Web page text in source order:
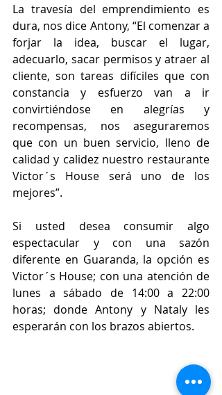
La travesía del emprendimiento es
dura, nos dice Antony, “El comenzar a
forjar la idea, buscar el lugar,
adecuarlo, sacar permisos y atraer al
cliente, son tareas difíciles que con
constancia y esfuerzo van a ir
convirtiéndose en alegrías y
recompensas, nos aseguraremos
que con un buen servicio, lleno de
calidad y calidez nuestro restaurante
Victor´s House será uno de los
mejores”.
Si usted desea consumir algo
espectacular y con una sazón
diferente en Guaranda, la opción es
Victor´s House; con una atención de
lunes a sábado de 14:00 a 22:00
horas; donde Antony y Nataly les
esperarán con los brazos abiertos.